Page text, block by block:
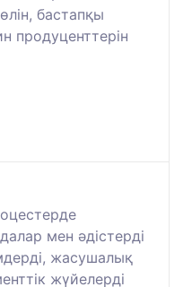
бастапқы
продуценттерін
мен әдістерді
жасушалық
жүйелерді